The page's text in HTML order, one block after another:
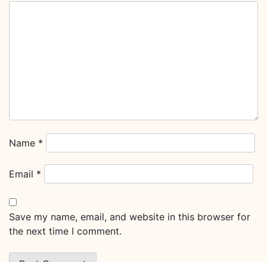
Name *
Email *
Save my name, email, and website in this browser for
the next time I comment.